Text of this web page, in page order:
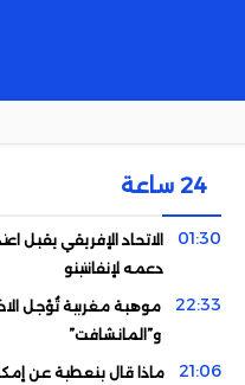
24 ساعة
01:30
الاتحاد الإفريقي يقبل
دعمه لإنفانتينو
22:33
موهبة مغربية تُؤجل
و”المانشافت”
21:06
ماذا قال بنعطية عن